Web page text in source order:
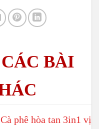
Cà phê hòa tan 3in1 vị